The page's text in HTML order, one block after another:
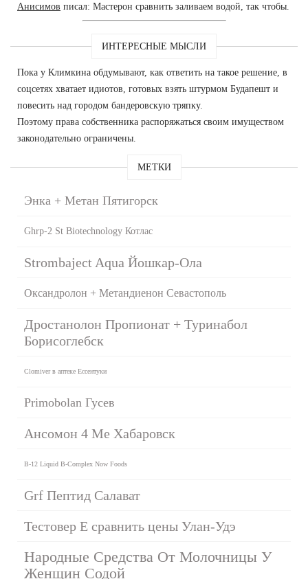
Анисимов писал: Мастерон сравнить заливаем водой, так чтобы.
ИНТЕРЕСНЫЕ МЫСЛИ
Пока у Климкина обдумывают, как ответить на такое решение, в
соцсетях хватает идиотов, готовых взять штурмом Будапешт и
повесить над городом бандеровскую тряпку.
Поэтому права собственника распоряжаться своим имуществом
законодательно ограничены.
МЕТКИ
Энка + Метан Пятигорск
Ghrp-2 St Biotechnology Котлас
Strombaject Aqua Йошкар-Ола
Оксандролон + Метандиенон Севастополь
Дростанолон Пропионат + Туринабол
Борисоглебск
Clomiver в аптеке Ессентуки
Primobolan Гусев
Ансомон 4 Ме Хабаровск
B-12 Liquid B-Complex Now Foods
Grf Пептид Салават
Тестовер Е сравнить цены Улан-Удэ
Народные Средства От Молочницы У
Женщин Содой